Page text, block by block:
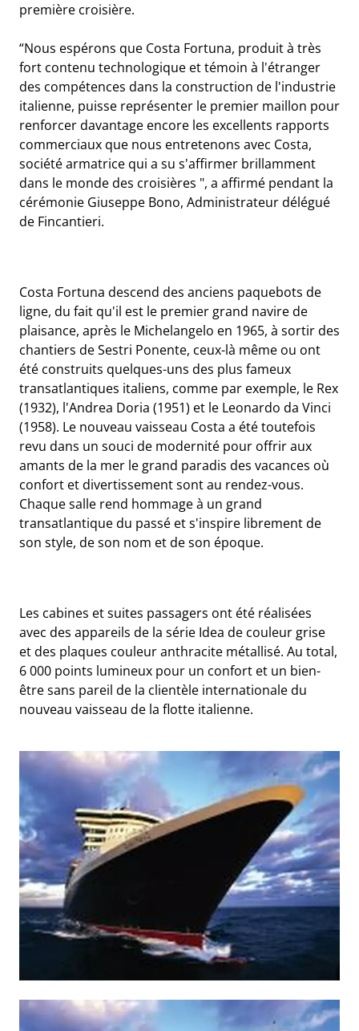
première croisière.
“Nous espérons que Costa Fortuna, produit à très
fort contenu technologique et témoin à l'étranger
des compétences dans la construction de l'industrie
italienne, puisse représenter le premier maillon pour
renforcer davantage encore les excellents rapports
commerciaux que nous entretenons avec Costa,
société armatrice qui a su s'affirmer brillamment
dans le monde des croisières ", a affirmé pendant la
cérémonie Giuseppe Bono, Administrateur délégué
de Fincantieri.
Costa Fortuna descend des anciens paquebots de
ligne, du fait qu'il est le premier grand navire de
plaisance, après le Michelangelo en 1965, à sortir des
chantiers de Sestri Ponente, ceux-là même ou ont
été construits quelques-uns des plus fameux
transatlantiques italiens, comme par exemple, le Rex
(1932), l'Andrea Doria (1951) et le Leonardo da Vinci
(1958). Le nouveau vaisseau Costa a été toutefois
revu dans un souci de modernité pour offrir aux
amants de la mer le grand paradis des vacances où
confort et divertissement sont au rendez-vous.
Chaque salle rend hommage à un grand
transatlantique du passé et s'inspire librement de
son style, de son nom et de son époque.
Les cabines et suites passagers ont été réalisées
avec des appareils de la série Idea de couleur grise
et des plaques couleur anthracite métallisé. Au total,
6 000 points lumineux pour un confort et un bien-
être sans pareil de la clientèle internationale du
nouveau vaisseau de la flotte italienne.